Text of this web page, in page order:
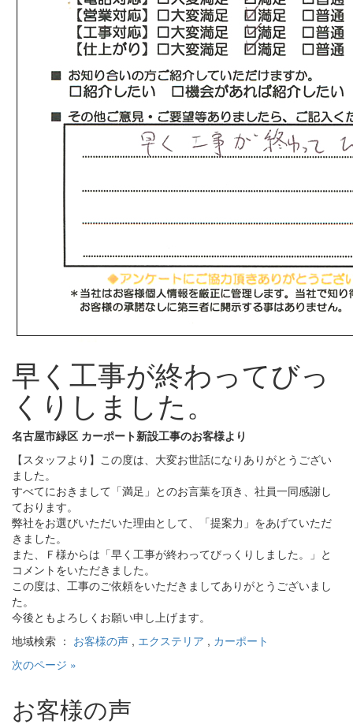
早く工事が終わってびっ
くりしました。
名古屋市緑区 カーポート新設工事のお客様より
【スタッフより】この度は、大変お世話になりありがとうござい
ました。
すべてにおきまして「満足」とのお言葉を頂き、社員一同感謝し
ております。
弊社をお選びいただいた理由として、「提案力」をあげていただ
きました。
また、Ｆ様からは「早く工事が終わってびっくりしました。」と
コメントをいただきました。
この度は、工事のご依頼をいただきましてありがとうございまし
た。
今後ともよろしくお願い申し上げます。
地域検索 ： お客様の声 , エクステリア , カーポート
次のページ »
お客様の声